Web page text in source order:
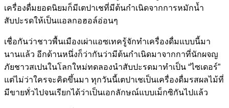
เครื่องดื่มยอดนิยมก็มีเตปาเชที่มีต้นกำเนิดจากการหมักน้ำ
สับปะรดให้เป็นแอลกอฮอล์อ่อนๆ
เชื่อกันว่าชาวพื้นเมืองเผ่าแอซเทครู้จักทำเครื่องดื่มแบบนี้มา
นานแล้ว อีกด้านหนึ่งก็ว่ากันว่ามีต้นกำเนิดมาจากกาที่นักผจญ
ภัยชาวสเปนในโลกใหม่ทดลองนำสับปะรดมาทำเป็น “ไซเดอร์”
แต่ไม่ว่าใครจะคิดขึ้นมา ทุกวันนี้เตปาเชเป็นเครื่องดื่มรสผลไม้ที่
มีขายทั่วไปจนเรียกได้ว่าเป็นเอกลักษณ์แบบเม็กซิกันไปแล้ว